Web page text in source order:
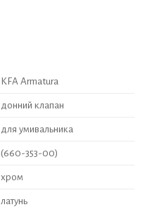
KFA Armatura
донний клапан
для умивальника
(660-353-00)
хром
латунь